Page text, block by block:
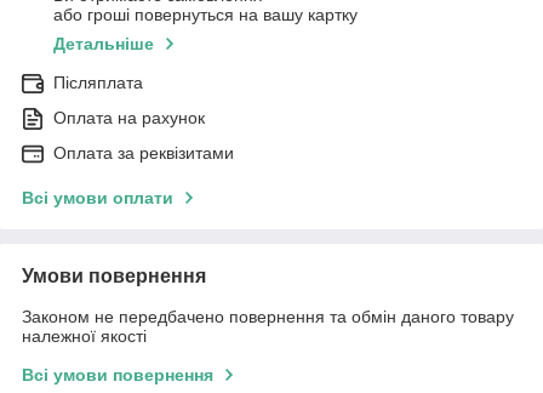
або гроші повернуться на вашу картку
Детальніше
Післяплата
Оплата на рахунок
Оплата за реквізитами
Всі умови оплати
Умови повернення
Законом не передбачено повернення та обмін даного товару
належної якості
Всі умови повернення